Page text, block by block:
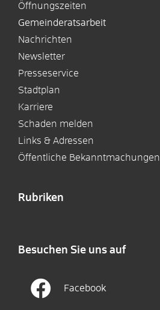
Öffnungszeiten
Gemeinderatsarbeit
Nachrichten
Newsletter
Presseservice
Stadtplan
Karriere
Schaden melden
Links & Adressen
Öffentliche Bekanntmachungen
Rubriken
Besuchen Sie uns auf
Facebook